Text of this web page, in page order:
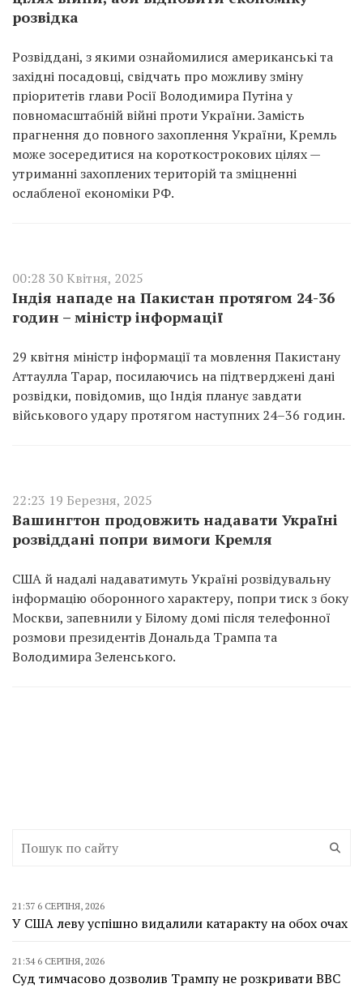
розвідка
Розвіддані, з якими ознайомилися американські та
західні посадовці, свідчать про можливу зміну
пріоритетів глави Росії Володимира Путіна у
повномасштабній війні проти України. Замість
прагнення до повного захоплення України, Кремль
може зосередитися на короткострокових цілях —
утриманні захоплених територій та зміцненні
ослабленої економіки РФ.
00:28 30 Квітня, 2025
Індія нападе на Пакистан протягом 24-36
годин – міністр інформації
29 квітня міністр інформації та мовлення Пакистану
Аттаулла Тарар, посилаючись на підтверджені дані
розвідки, повідомив, що Індія планує завдати
військового удару протягом наступних 24–36 годин.
22:23 19 Березня, 2025
Вашингтон продовжить надавати Україні
розвіддані попри вимоги Кремля
США й надалі надаватимуть Україні розвідувальну
інформацію оборонного характеру, попри тиск з боку
Москви, запевнили у Білому домі після телефонної
розмови президентів Дональда Трампа та
Володимира Зеленського.
21:37 6 СЕРПНЯ, 2026
У США леву успішно видалили катаракту на обох очах
21:34 6 СЕРПНЯ, 2026
Суд тимчасово дозволив Трампу не розкривати BBC